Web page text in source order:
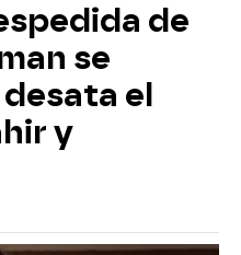
de
se
el
y